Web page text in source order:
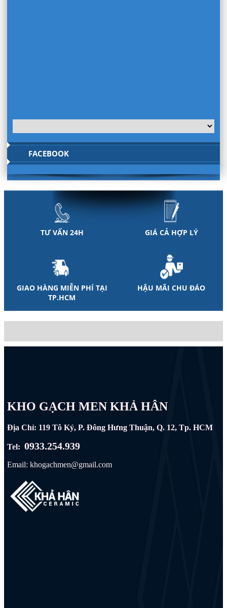
FACEBOOK
TƯ VẤN 24H GIÁ CẢ HỢP LÝ
GIAO HÀNG MIỄN PHÍ TẠI
TP.HCM
HẬU MÃI CHU ĐÁO
KHO GẠCH MEN KHẢ HÂN
Địa Chỉ: 119 Tô Ký, P. Đông Hưng Thuận, Q. 12, Tp. HCM
Tel:0933.254.939
Email: khogachmen@gmail.com